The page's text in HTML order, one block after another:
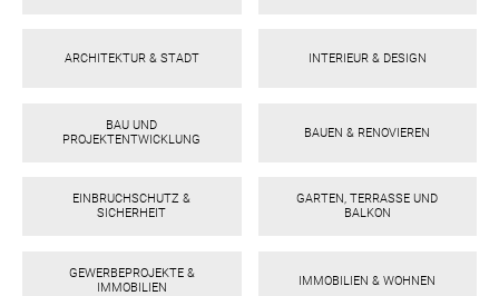
ok am in up
ARCHITEKTUR & STADT INTERIEUR & DESIGN
BAU UND
PROJEKTENTWICKLUNG
BAUEN & RENOVIEREN
EINBRUCHSCHUTZ &
SICHERHEIT
GARTEN, TERRASSE UND
BALKON
GEWERBEPROJEKTE &
IMMOBILIEN
IMMOBILIEN & WOHNEN